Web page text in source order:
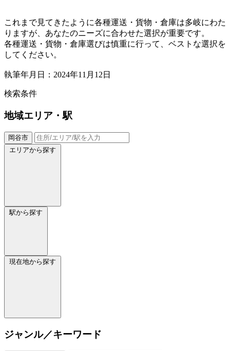
これまで見てきたように各種運送・貨物・倉庫は多岐にわた
りますが、あなたのニーズに合わせた選択が重要です。
各種運送・貨物・倉庫選びは慎重に行って、ベストな選択を
してください。
執筆年月日：2024年11月12日
検索条件
地域エリア・駅
岡谷市
エリアから探す
駅から探す
現在地から探す
ジャンル／キーワード